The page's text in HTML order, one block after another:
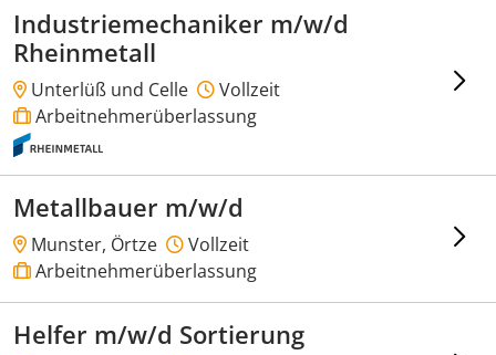
Industriemechaniker m/w/d
Rheinmetall
Unterlüß und Celle
Vollzeit
Arbeitnehmerüberlassung
Metallbauer m/w/d
Munster, Örtze
Vollzeit
Arbeitnehmerüberlassung
Helfer m/w/d Sortierung